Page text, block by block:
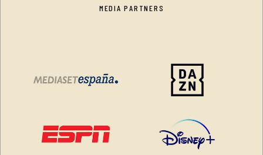
MEDIA PARTNERS